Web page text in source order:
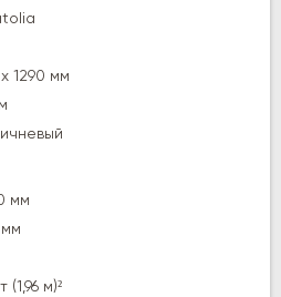
1290 мм
мм
мм
(1,96 м)²